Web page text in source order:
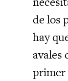
de los
hay
avales
primer